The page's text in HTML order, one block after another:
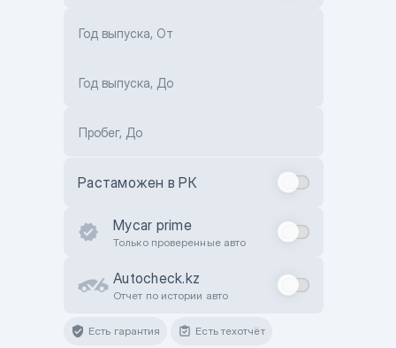
Год выпуска, От
Год выпуска, До
Пробег, До
Растаможен в РК
Mycar prime
Только проверенные авто
Autocheck.kz
Отчет по истории авто
Есть гарантия Есть техотчёт